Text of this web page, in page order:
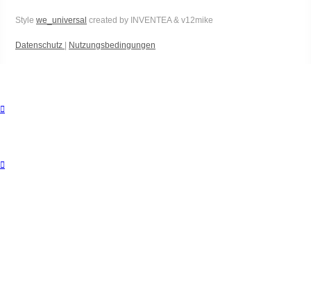
Style we_universal created by INVENTEA & v12mike
Datenschutz Nutzungsbedingungen